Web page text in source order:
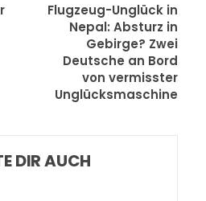
Flugzeug-Unglück in
Nepal: Absturz in
Gebirge? Zwei
Deutsche an Bord
von vermisster
Unglücksmaschine
DIR AUCH